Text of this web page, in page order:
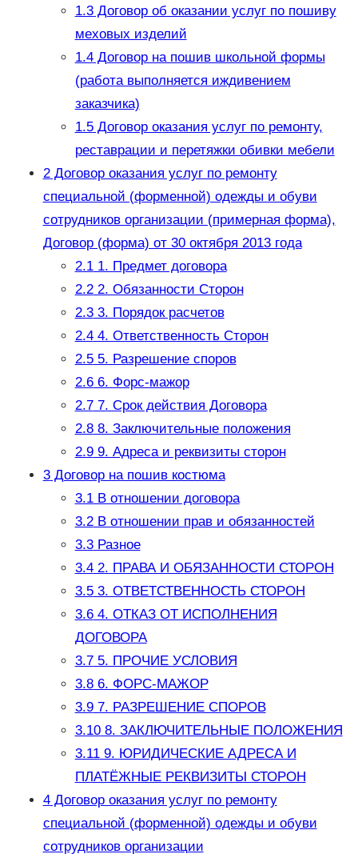
1.3Договор об оказании услуг по пошиву
меховых изделий
1.4Договор на пошив школьной формы
(работа выполняется иждивением
заказчика)
1.5Договор оказания услуг по ремонту,
реставрации и перетяжки обивки мебели
2Договор оказания услуг по ремонту
специальной (форменной) одежды и обуви
сотрудников организации (примерная форма),
Договор (форма) от 30 октября 2013 года
2.11. Предмет договора
2.22. Обязанности Сторон
2.33. Порядок расчетов
2.44. Ответственность Сторон
2.55. Разрешение споров
2.66. Форс-мажор
2.77. Срок действия Договора
2.88. Заключительные положения
2.99. Адреса и реквизиты сторон
3Договор на пошив костюма
3.1В отношении договора
3.2В отношении прав и обязанностей
3.3Разное
3.42. ПРАВА И ОБЯЗАННОСТИ СТОРОН
3.53. ОТВЕТСТВЕННОСТЬ СТОРОН
3.64. ОТКАЗ ОТ ИСПОЛНЕНИЯ
ДОГОВОРА
3.75. ПРОЧИЕ УСЛОВИЯ
3.86. ФОРС-МАЖОР
3.97. РАЗРЕШЕНИЕ СПОРОВ
3.108. ЗАКЛЮЧИТЕЛЬНЫЕ ПОЛОЖЕНИЯ
3.119. ЮРИДИЧЕСКИЕ АДРЕСА И
ПЛАТЁЖНЫЕ РЕКВИЗИТЫ СТОРОН
4Договор оказания услуг по ремонту
специальной (форменной) одежды и обуви
сотрудников организации